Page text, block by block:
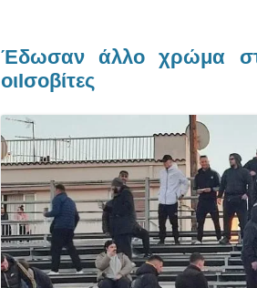
Έδωσαν άλλο χρώμα
οιΙσοβίτες